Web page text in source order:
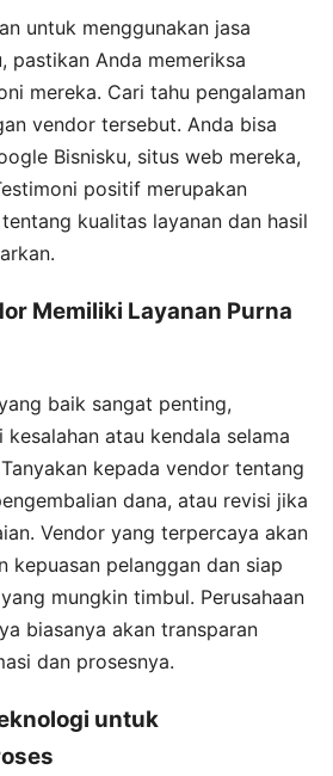
untuk menggunakan jasa
pastikan Anda memeriksa
mereka. Cari tahu pengalaman
vendor tersebut. Anda bisa
Bisnisku, situs web mereka,
positif merupakan
kualitas layanan dan hasil
Memiliki Layanan Purna
baik sangat penting,
atau kendala selama
kepada vendor tentang
dana, atau revisi jika
Vendor yang terpercaya akan
kepuasan pelanggan dan siap
mungkin timbul. Perusahaan
biasanya akan transparan
dan prosesnya.
untuk